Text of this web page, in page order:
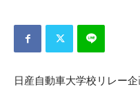
日産自動車大学校リレー